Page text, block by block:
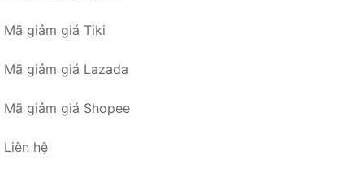
Mã giảm giá Tiki
Mã giảm giá Lazada
Mã giảm giá Shopee
Liên hệ